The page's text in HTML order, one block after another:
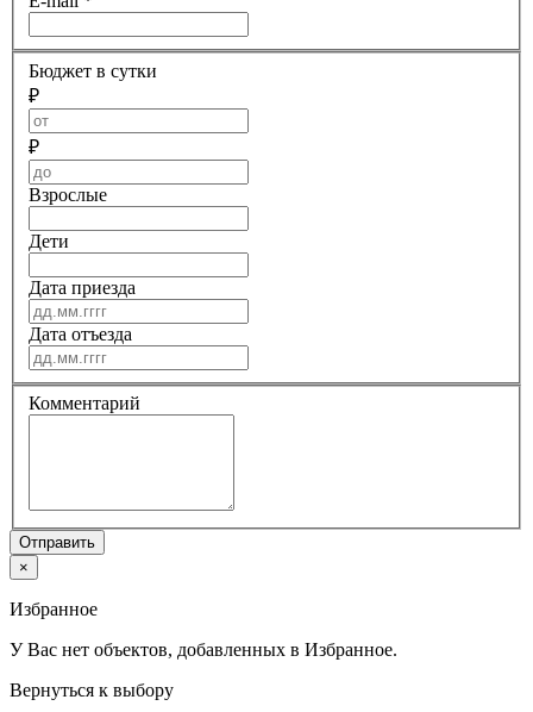
Бюджет в сутки
₽
₽
Взрослые
Дети
Дата приезда
Дата отъезда
Комментарий
Отправить
×
Избранное
У Вас нет объектов, добавленных в Избранное.
Вернуться к выбору